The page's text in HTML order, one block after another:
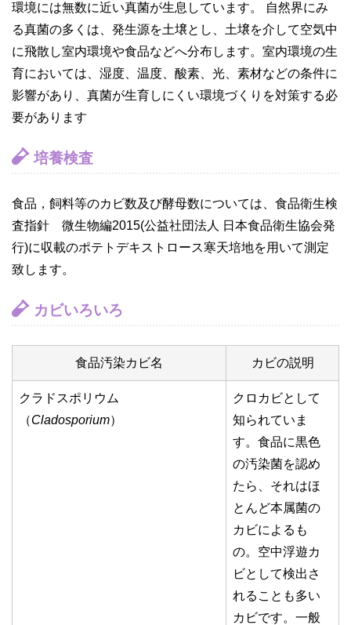
環境には無数に近い真菌が生息しています。 自然界にみ
る真菌の多くは、発生源を土壌とし、土壌を介して空気中
に飛散し室内環境や食品などへ分布します。室内環境の生
育においては、湿度、温度、酸素、光、素材などの条件に
影響があり、真菌が生育しにくい環境づくりを対策する必
要があります
培養検査
食品，飼料等のカビ数及び酵母数については、食品衛生検
査指針 微生物編2015(公益社団法人 日本食品衛生協会発
行)に収載のポテトデキストロース寒天培地を用いて測定
致します。
カビいろいろ
食品汚染カビ名 カビの説明
クラドスポリウム
（Cladosporium）
クロカビとして
知られていま
す。食品に黒色
の汚染菌を認め
たら、それはほ
とんど本属菌の
カビによるも
の。空中浮遊カ
ビとして検出さ
れることも多い
カビです。一般